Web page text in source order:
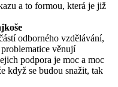
a to formou, která je již
odborného vzdělávání,
věnují
podpora je moc a moc
když se budou snažit, tak